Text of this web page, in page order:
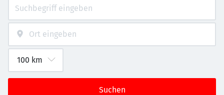
Suchen